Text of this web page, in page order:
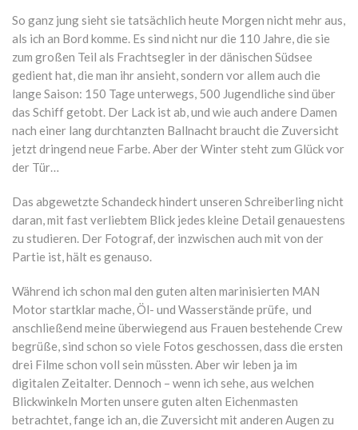
So ganz jung sieht sie tatsächlich heute Morgen nicht mehr aus,
als ich an Bord komme. Es sind nicht nur die 110 Jahre, die sie
zum großen Teil als Frachtsegler in der dänischen Südsee
gedient hat, die man ihr ansieht, sondern vor allem auch die
lange Saison: 150 Tage unterwegs, 500 Jugendliche sind über
das Schiff getobt. Der Lack ist ab, und wie auch andere Damen
nach einer lang durchtanzten Ballnacht braucht die Zuversicht
jetzt dringend neue Farbe. Aber der Winter steht zum Glück vor
der Tür…
Das abgewetzte Schandeck hindert unseren Schreiberling nicht
daran, mit fast verliebtem Blick jedes kleine Detail genauestens
zu studieren. Der Fotograf, der inzwischen auch mit von der
Partie ist, hält es genauso.
Während ich schon mal den guten alten marinisierten MAN
Motor startklar mache, Öl- und Wasserstände prüfe, und
anschließend meine überwiegend aus Frauen bestehende Crew
begrüße, sind schon so viele Fotos geschossen, dass die ersten
drei Filme schon voll sein müssten. Aber wir leben ja im
digitalen Zeitalter. Dennoch – wenn ich sehe, aus welchen
Blickwinkeln Morten unsere guten alten Eichenmasten
betrachtet, fange ich an, die Zuversicht mit anderen Augen zu